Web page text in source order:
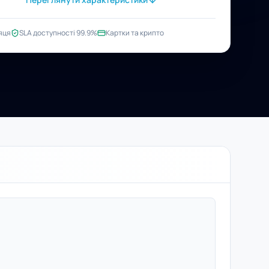
SLA доступності 99.9% Картки та крипто